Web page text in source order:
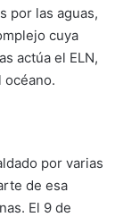
por las aguas,
cuya
actúa el ELN,
por varias
de esa
El 9 de